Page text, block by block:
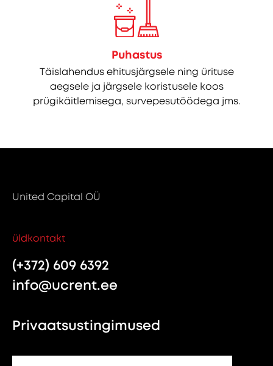
Puhastus
Täislahendus ehitusjärgsele ning ürituse
aegsele ja järgsele koristusele koos
prügikäitlemisega, survepesutöödega jms.
United Capital OÜ
üldkontakt
(+372) 609 6392
info@ucrent.ee
Privaatsustingimused